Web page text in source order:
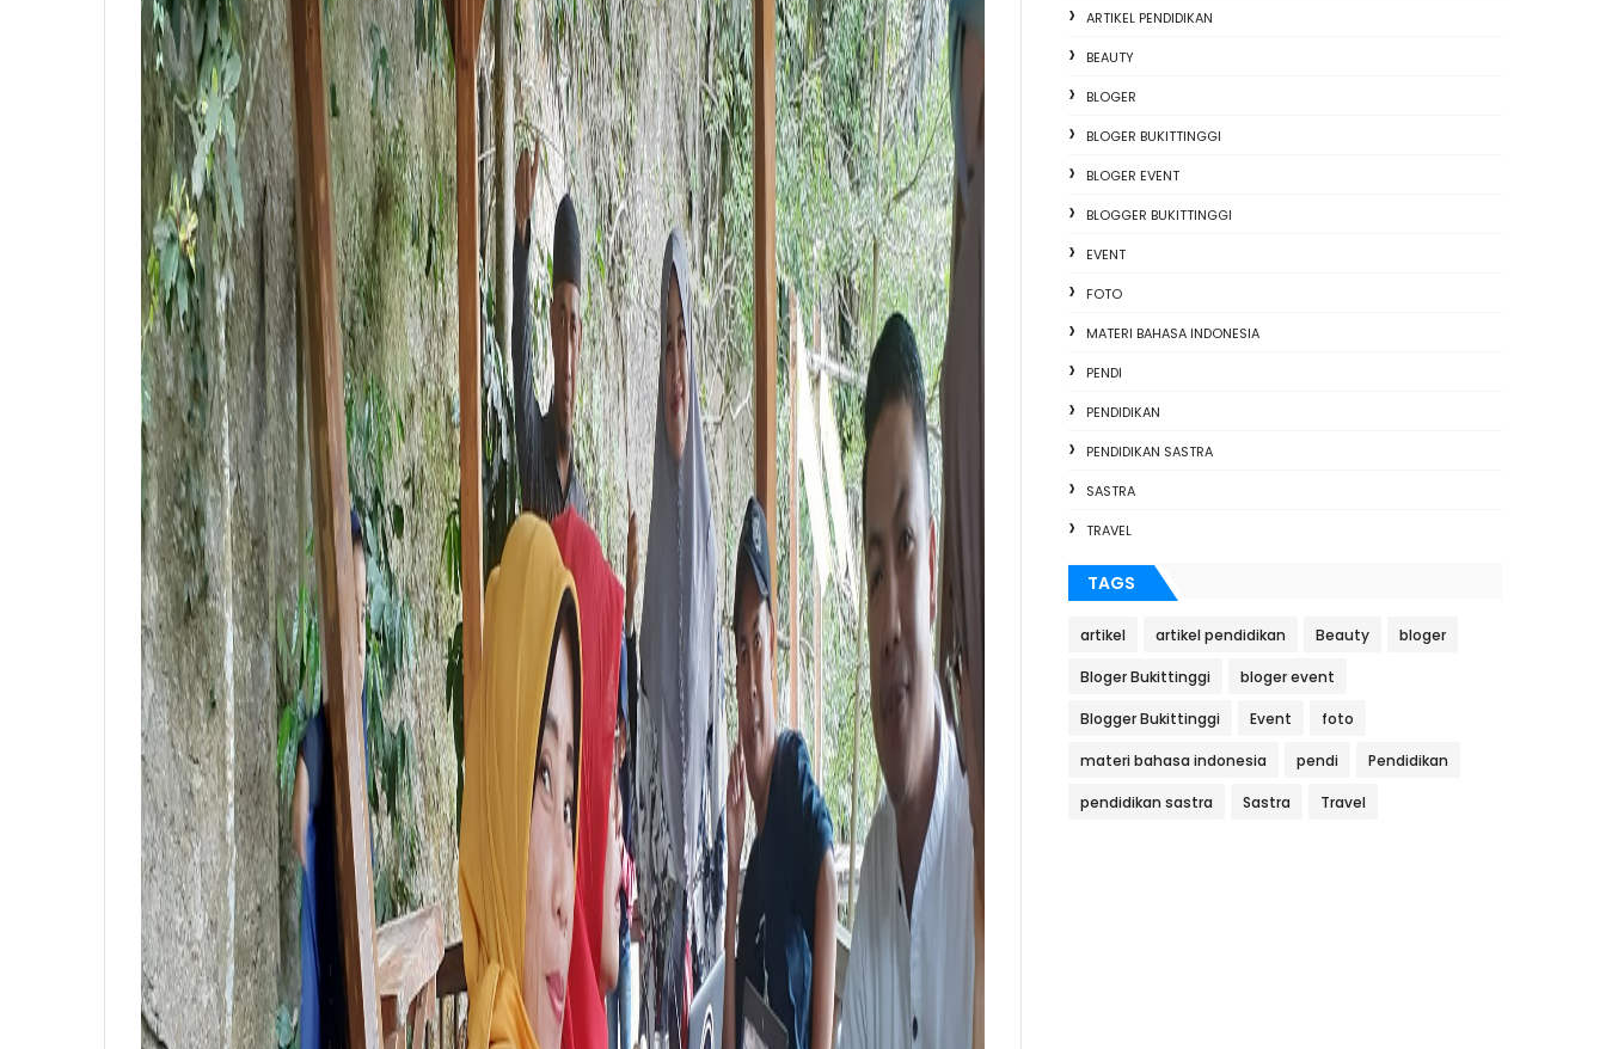
ARTIKEL PENDIDIKAN
BEAUTY
BLOGER
BLOGER BUKITTINGGI
BLOGER EVENT
BLOGGER BUKITTINGGI
EVENT
FOTO
MATERI BAHASA INDONESIA
PENDI
PENDIDIKAN
PENDIDIKAN SASTRA
SASTRA
TRAVEL
TAGS
artikel artikel pendidikan Beauty bloger
Bloger Bukittinggi bloger event
Blogger Bukittinggi Event foto
materi bahasa indonesia pendi Pendidikan
pendidikan sastra Sastra Travel